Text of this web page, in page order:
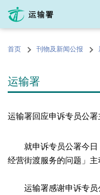
内
的首页 刊物及新闻公报
运输署
运输署回应申诉专员公
就申诉专员公署今日
经营街渡服务的问题」
运输署感谢申诉专员